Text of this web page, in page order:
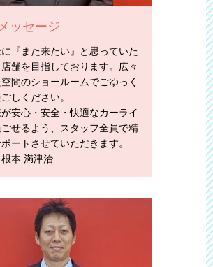
ッセージ
『また来たい』と思っていた
舗を目指しております。広々
間のショールームでごゆっく
しください。
安心・安全・快適なカーライ
せるよう、スタッフ全員で精
ートさせていただきます。
本 満津治